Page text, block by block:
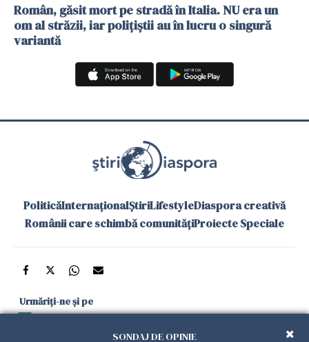
Român, găsit mort pe stradă în Italia. NU era un
om al străzii, iar polițiștii au în lucru o singură
variantă
PoliticăInternaționalȘtiriLifestyleDiaspora creativă
Românii care schimbă comunitățiProiecte Speciale
Urmăriți-ne și pe
SONDAJ DE OPINIE